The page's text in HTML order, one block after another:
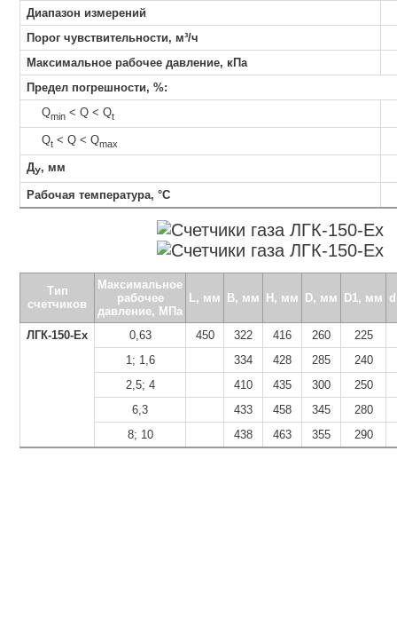
Диапазон измерений
Порог чувствительности, м³/ч
Максимальное рабочее давление, кПа
Предел погрешности, %:
Qmin < Q < Qt
Qt< Q < Qmax
ДУ, мм
Рабочая температура, °С
Тип
счетчиков
Максимальное
рабочее
давление, МПа
L, мм В, мм H, мм D, мм D1, мм
ЛГК-150-Ех 0,63 450 322 416 260
225
1; 1,6
334 428 285
240
2,5; 4
410 435 300
250
6,3
433 458 345
280
8; 10
438 463 355 290